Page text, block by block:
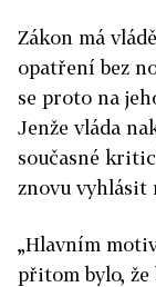
Zákon má
opatření bez
se proto na
Jenže vláda
současné
znovu vyhlásit
„Hlavním
přitom bylo, že